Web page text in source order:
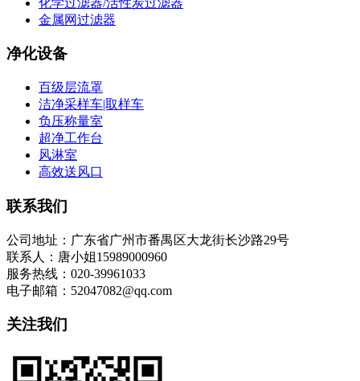
金属网过滤器
净化设备
百级层流罩
洁净采样车|取样车
负压称量室
超净工作台
风淋室
高效送风口
联系我们
公司地址：广东省广州市番禺区大龙街长沙路29号
联系人：唐小姐15989000960
服务热线：020-39961033
电子邮箱：52047082@qq.com
关注我们